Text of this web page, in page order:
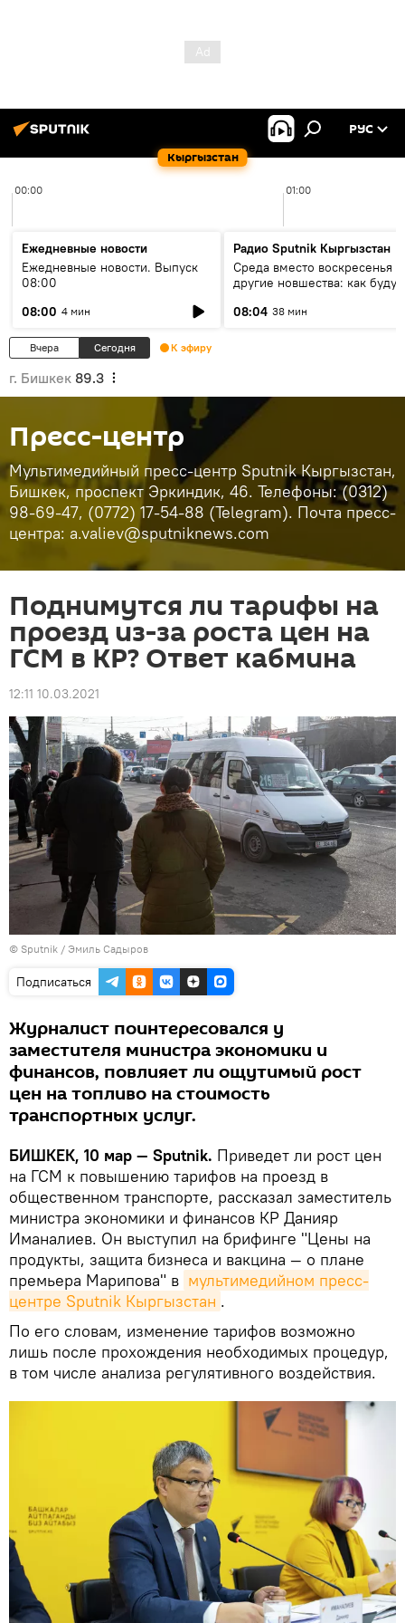
Кыргызстан
РУС
00:00 01:00
Ежедневные новости
Ежедневные новости. Выпуск
08:00
08:00 4 мин
Радио Sputnik Кыргызстан
Среда вместо воскресенья и
другие новшества: как будут
08:04 38 мин
Вчера Сегодня К эфиру
г. Бишкек 89.3
Пресс-центр
Мультимедийный пресс-центр Sputnik Кыргызстан,
Бишкек, проспект Эркиндик, 46. Телефоны: (0312)
98-69-47, (0772) 17-54-88 (Telegram). Почта пресс-
центра: a.valiev@sputniknews.com
Поднимутся ли тарифы на
проезд из-за роста цен на
ГСМ в КР? Ответ кабмина
12:11 10.03.2021
© Sputnik / Эмиль Садыров
Подписаться
Журналист поинтересовался у
заместителя министра экономики и
финансов, повлияет ли ощутимый рост
цен на топливо на стоимость
транспортных услуг.
БИШКЕК, 10 мар — Sputnik. Приведет ли рост цен
на ГСМ к повышению тарифов на проезд в
общественном транспорте, рассказал заместитель
министра экономики и финансов КР Данияр
Иманалиев. Он выступил на брифинге "Цены на
продукты, защита бизнеса и вакцина — о плане
премьера Марипова" в мультимедийном пресс-
центре Sputnik Кыргызстан .
По его словам, изменение тарифов возможно
лишь после прохождения необходимых процедур,
в том числе анализа регулятивного воздействия.